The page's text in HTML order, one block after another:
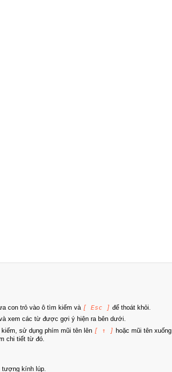
con trỏ vào ô tìm kiếm và [ Esc ] để thoát khỏi.
xem các từ được gợi ý hiện ra bên dưới.
sử dụng phím mũi tên lên [ ↑ ] hoặc mũi tên xuống
chi tiết từ đó.
tượng kính lúp.